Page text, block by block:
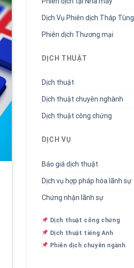
Dịch Vụ Phiên dịch Tháp Tùng
Phiên dịch Thương mại
DỊCH THUẬT
Dịch thuật
Dịch thuật chuyên nghành
Dịch thuật công chứng
DỊCH VỤ
Báo giá dịch thuật
Dịch vụ hợp pháp hóa lãnh sự
Chứng nhận lãnh sự
Dịch thuật công chứng
Dịch thuật tiếng Anh
Phiên dịch chuyên ngành